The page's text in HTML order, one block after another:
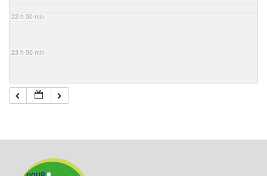
22 h 00 min
23 h 00 min